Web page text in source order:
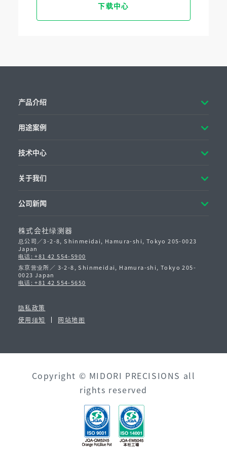
下载中心
株式会社绿测器
总公司／3-2-8, Shinmeidai, Hamura-shi, Tokyo 205-0023
Japan
电话: +81 42 554-5900
东京营业所／ 3-2-8, Shinmeidai, Hamura-shi, Tokyo 205-
0023 Japan
电话: +81 42 554-5650
隐私政策
使用须知
网站地图
产品介绍
用途案例
技术中心
关于我们
公司新闻
Copyright © MIDORI PRECISIONS all
rights reserved